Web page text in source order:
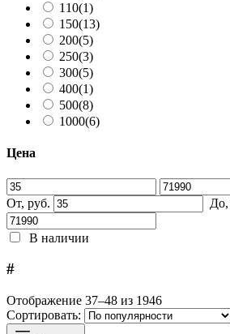
110(1)
150(13)
200(5)
250(3)
300(5)
400(1)
500(8)
1000(6)
Цена
От, руб. До,
В наличии
#
Отображение 37–48 из 1946
Сортировать: